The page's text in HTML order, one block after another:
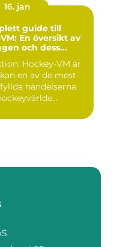
16. jan
guide till
En översikt av
och dess
VM är
en av de mest
händelserna